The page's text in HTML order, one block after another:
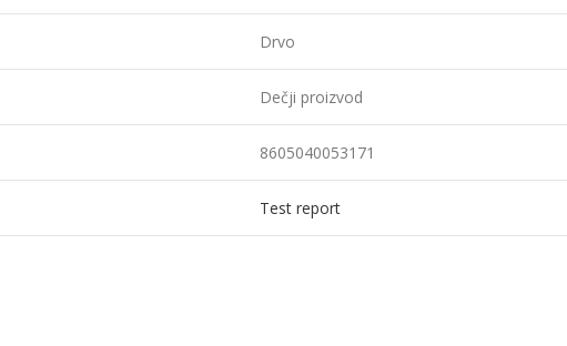
Drvo
Dečji proizvod
8605040053171
Test report